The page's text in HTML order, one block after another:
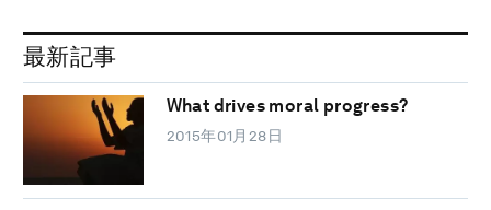
最新記事
What drives moral progress?
2015年01月28日